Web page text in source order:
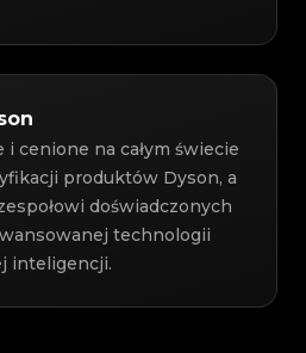
cenione na całym świecie
produktów Dyson, a
doświadczonych
technologii
inteligencji.